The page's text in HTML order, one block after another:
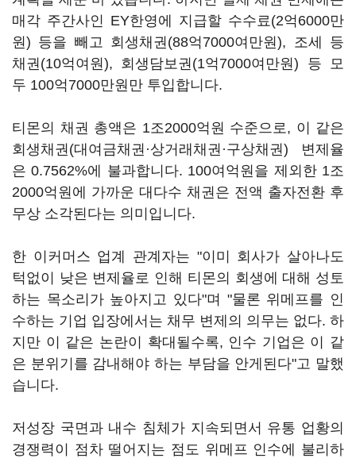
매각 주간사인 EY한영에 지급할 수수료(2억6000만
원) 등을 빼고 회생채권(88억7000여만원), 조세 등
채권(10억여원), 회생담보권(1억7000여만원) 등 모
두 100억7000만원만 투입합니다.
티몬의 채권 총액은 1조2000억원 수준으로, 이 같은
회생채권(대여금채권·상거래채권·구상채권) 변제율
은 0.7562%에 불과합니다. 100여억원을 제외한 1조
2000억원에 가까운 대다수 채권은 전액 출자전환 후
무상 소각된다는 의미입니다.
한 이커머스 업계 관계자는 "이미 회사가 살아나도
턱없이 낮은 변제율로 인해 티몬의 회생에 대해 성토
하는 목소리가 높아지고 있다"며 "물론 위메프를 인
수하는 기업 입장에서는 채무 변제의 의무는 없다. 하
지만 이 같은 논란이 확대될수록, 인수 기업은 이 같
은 분위기를 감내해야 하는 부담을 안게된다"고 말했
습니다.
저성장 국면과 내수 침체가 지속되면서 유통 업황의
경쟁력이 점차 떨어지는 점도 위메프 인수에 불리하